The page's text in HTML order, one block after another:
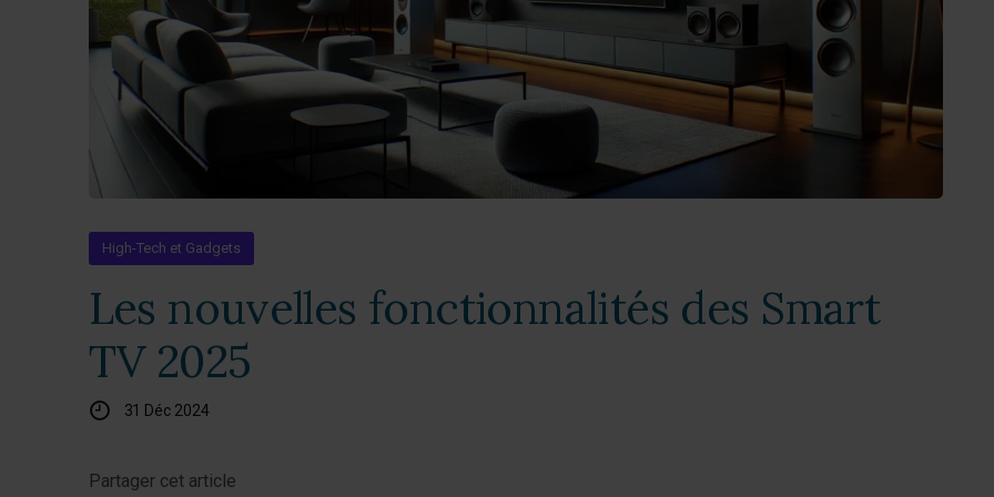
High-Tech et Gadgets
Les nouvelles fonctionnalités des Smart
TV 2025
31 Déc 2024
Partager cet article